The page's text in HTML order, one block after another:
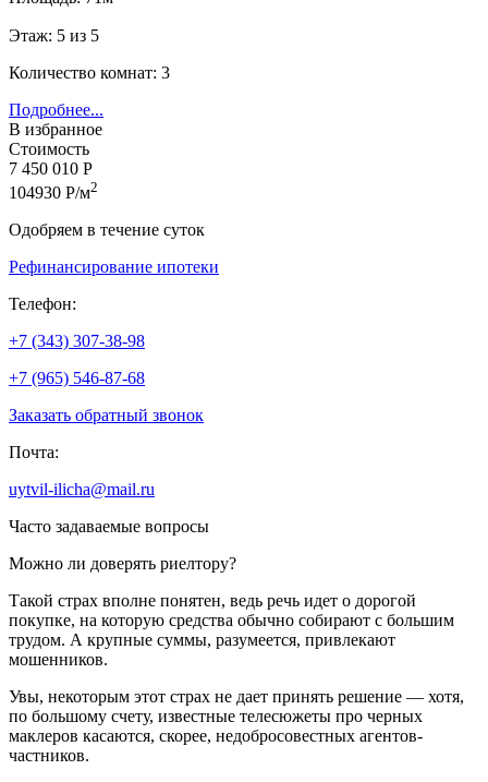
Этаж: 5 из 5
Количество комнат: 3
Подробнее...
В избранное
Стоимость
7 450 010 Р
104930 Р/м2
Одобряем в течение суток
Рефинансирование ипотеки
Телефон:
+7 (343) 307-38-98
+7 (965) 546-87-68
Заказать обратный звонок
Почта:
uytvil-ilicha@mail.ru
Часто задаваемые вопросы
Можно ли доверять риелтору?
Такой страх вполне понятен, ведь речь идет о дорогой
покупке, на которую средства обычно собирают с большим
трудом. А крупные суммы, разумеется, привлекают
мошенников.
Увы, некоторым этот страх не дает принять решение — хотя,
по большому счету, известные телесюжеты про черных
маклеров касаются, скорее, недобросовестных агентов-
частников.